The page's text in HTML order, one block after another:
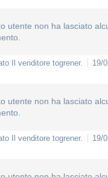
utente non ha lasciato
Il venditore togrener. 19/
utente non ha lasciato
Il venditore togrener. 19/